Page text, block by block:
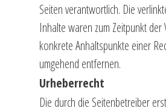
Seiten verantwortlich. Die
Inhalte waren zum Zeitpunkt
konkrete Anhaltspunkte einer
umgehend entfernen.
Urheberrecht
Die durch die Seitenbetreiber